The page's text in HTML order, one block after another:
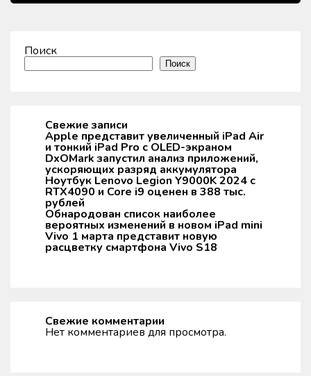
Поиск
Поиск
Свежие записи
Apple представит увеличенный iPad Air
и тонкий iPad Pro с OLED-экраном
DxOMark запустил анализ приложений,
ускоряющих разряд аккумулятора
Ноутбук Lenovo Legion Y9000K 2024 с
RTX4090 и Core i9 оценен в 388 тыс.
рублей
Обнародован список наиболее
вероятных изменений в новом iPad mini
Vivo 1 марта представит новую
расцветку смартфона Vivo S18
Свежие комментарии
Нет комментариев для просмотра.